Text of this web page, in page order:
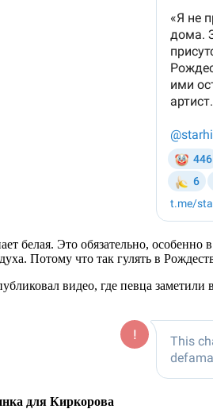
белая. Это обязательно,
Потому что так гулять в
видео, где певца
для Киркорова